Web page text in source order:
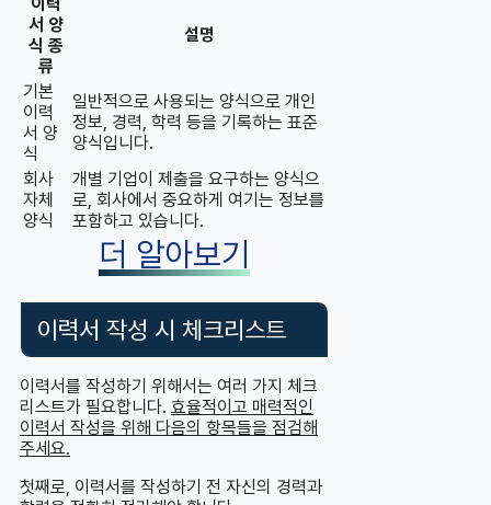
서 양
식 종
류
설명
기본
이력
서 양
식
일반적으로 사용되는 양식으로 개인
정보, 경력, 학력 등을 기록하는 표준
양식입니다.
회사
자체
양식
개별 기업이 제출을 요구하는 양식으
로, 회사에서 중요하게 여기는 정보를
포함하고 있습니다.
더 알아보기
이력서 작성 시 체크리스트
이력서를 작성하기 위해서는 여러 가지 체크
리스트가 필요합니다. 효율적이고 매력적인
이력서 작성을 위해 다음의 항목들을 점검해
주세요.
첫째로, 이력서를 작성하기 전 자신의 경력과